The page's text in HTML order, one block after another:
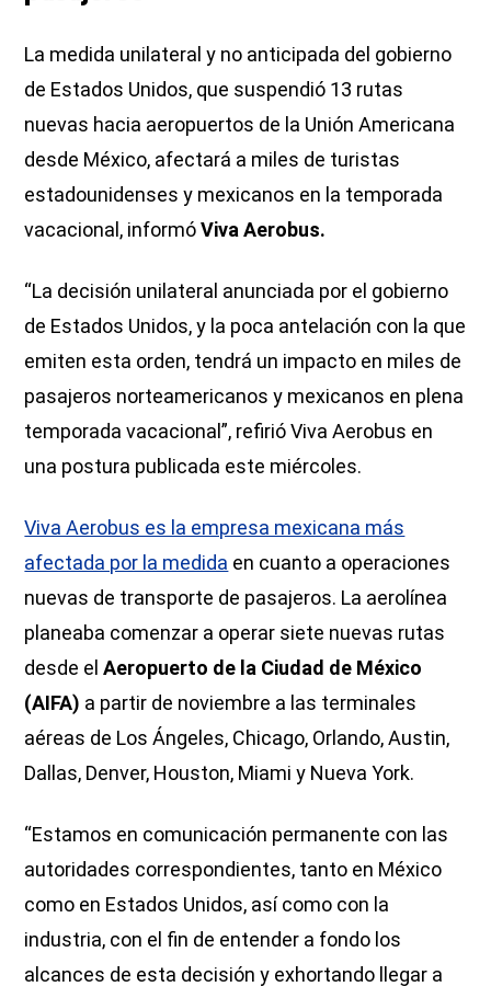
La medida unilateral y no anticipada del gobierno
de Estados Unidos, que suspendió 13 rutas
nuevas hacia aeropuertos de la Unión Americana
desde México, afectará a miles de turistas
estadounidenses y mexicanos en la temporada
vacacional, informóViva Aerobus.
“La decisión unilateral anunciada por el gobierno
de Estados Unidos, y la poca antelación con la que
emiten esta orden, tendrá un impacto en miles de
pasajeros norteamericanos y mexicanos en plena
temporada vacacional”, refirió Viva Aerobus en
una postura publicada este miércoles.
Viva Aerobus es la empresa mexicana más
afectada por la medida en cuanto a operaciones
nuevas de transporte de pasajeros. La aerolínea
planeaba comenzar a operar siete nuevas rutas
desde elAeropuerto de la Ciudad de México
(AIFA) a partir de noviembre a las terminales
aéreas de Los Ángeles, Chicago, Orlando, Austin,
Dallas, Denver, Houston, Miami y Nueva York.
“Estamos en comunicación permanente con las
autoridades correspondientes, tanto en México
como en Estados Unidos, así como con la
industria, con el fin de entender a fondo los
alcances de esta decisión y exhortando llegar a